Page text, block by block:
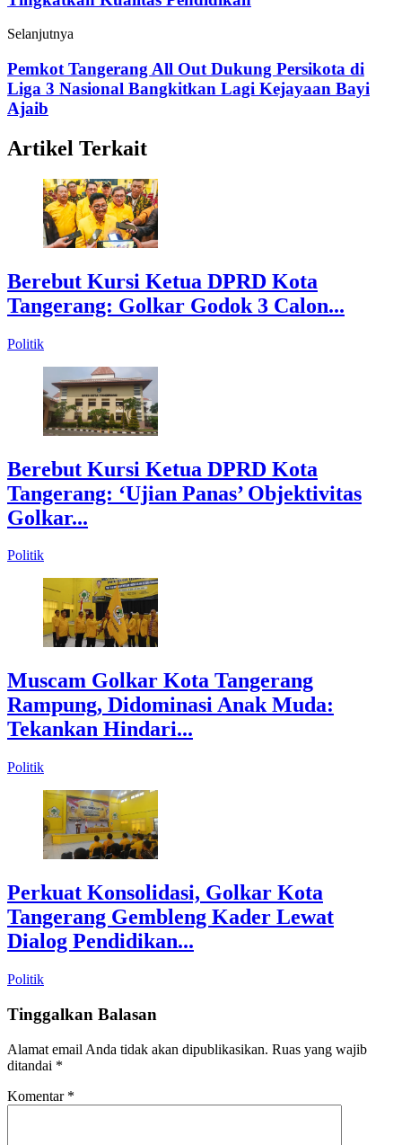
Selanjutnya
Pemkot Tangerang All Out Dukung Persikota di
Liga 3 Nasional Bangkitkan Lagi Kejayaan Bayi
Ajaib
Artikel Terkait
Berebut Kursi Ketua DPRD Kota
Tangerang: Golkar Godok 3 Calon...
Politik
Berebut Kursi Ketua DPRD Kota
Tangerang: ‘Ujian Panas’ Objektivitas
Golkar...
Politik
Muscam Golkar Kota Tangerang
Rampung, Didominasi Anak Muda:
Tekankan Hindari...
Politik
Perkuat Konsolidasi, Golkar Kota
Tangerang Gembleng Kader Lewat
Dialog Pendidikan...
Politik
Tinggalkan Balasan
Alamat email Anda tidak akan dipublikasikan. Ruas yang wajib
ditandai *
Komentar *